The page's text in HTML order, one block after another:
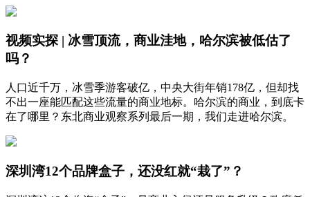
视频实探 | 冰雪顶流，商业洼地，哈尔滨被低估了
吗？
人口近千万，冰雪季游客破亿，中央大街年销178亿，但却找
不出一座能匹配这些流量的商业地标。哈尔滨的商业，到底卡
在了哪里？东北商业观察系列最后一期，我们走进哈尔滨。
深圳湾12个品牌盒子，还没红就“栽了”？